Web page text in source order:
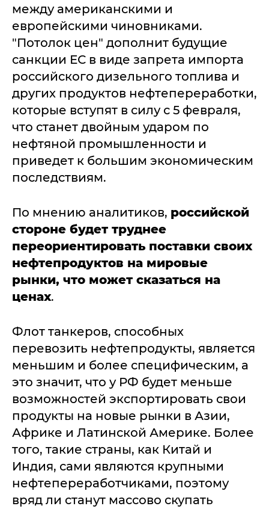
между американскими и
европейскими чиновниками.
"Потолок цен" дополнит будущие
санкции ЕС в виде запрета импорта
российского дизельного топлива и
других продуктов нефтепереработки,
которые вступят в силу с 5 февраля,
что станет двойным ударом по
нефтяной промышленности и
приведет к большим экономическим
последствиям.
По мнению аналитиков, российской
стороне будет труднее
переориентировать поставки своих
нефтепродуктов на мировые
рынки, что может сказаться на
ценах.
Флот танкеров, способных
перевозить нефтепродукты, является
меньшим и более специфическим, а
это значит, что у РФ будет меньше
возможностей экспортировать свои
продукты на новые рынки в Азии,
Африке и Латинской Америке. Более
того, такие страны, как Китай и
Индия, сами являются крупными
нефтепереработчиками, поэтому
вряд ли станут массово скупать